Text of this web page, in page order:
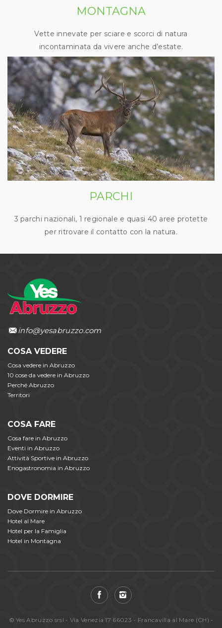
MONTAGNA
Vette innevate per sciare e scorci di natura
incontaminata da vivere anche d’estate.
PARCHI
3 parchi nazionali, 1 regionale e quasi 40 aree protette
per ritrovare il contatto con la natura.
info@yesabruzzo.com
COSA VEDERE
Cosa vedere in Abruzzo
10 cose da vedere in Abruzzo
Perché Abruzzo
Territori
COSA FARE
Cosa fare in Abruzzo
Eventi in Abruzzo
Attività Sportive in Abruzzo
Enogastronomia in Abruzzo
DOVE DORMIRE
Dove Dormire in Abruzzo
Hotel al Mare
Hotel per la Famiglia
Hotel in Montagna
© Yes Abruzzo srsl - Via Venezia 17 66023 - Francavilla al Mare (CH) -